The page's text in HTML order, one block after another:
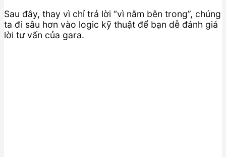
Sau đây, thay vì chỉ trả lời “vì nằm bên trong”, chúng
ta đi sâu hơn vào logic kỹ thuật để bạn dễ đánh giá
lời tư vấn của gara.